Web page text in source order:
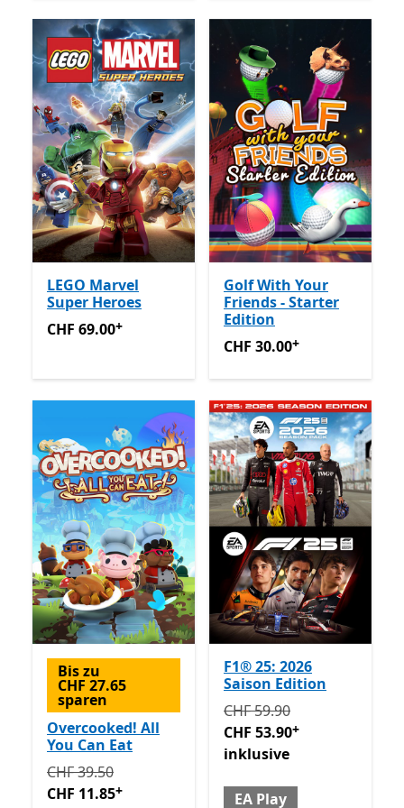
LEGO Marvel
Super Heroes
CHF 69.00Enthält In-App-Käufe
CHF 69.00+
Golf With Your
Friends - Starter
Edition
CHF 30.00Enthält In-App-
CHF 30.00+
Bis zu
CHF 27.65
sparen
Overcooked! All
You Can Eat
Ursprünglich CHF 39.50 jetzt CHF 11.85
CHF 39.50
CHF 11.85+
F1® 25: 2026
Saison Edition
Ursprünglich CHF 59.90
CHF 59.90
CHF 53.90+
inklusive
EA Play